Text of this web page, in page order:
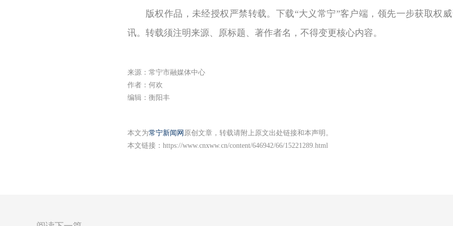
版权作品，未经授权严禁转载。下载“大义常宁”客户端，领先一步获取权
讯。转载须注明来源、原标题、著作者名，不得变更核心内容。
来源：常宁市融媒体中心
作者：何欢
编辑：衡阳丰
本文为常宁新闻网 原创文章，转载请附上原文出处链接和本声明。
本文链接： https://www.cnxww.cn/content/646942/66/15221289.html